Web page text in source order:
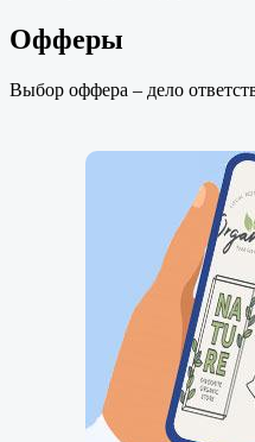
Офферы
Выбор оффера – дело